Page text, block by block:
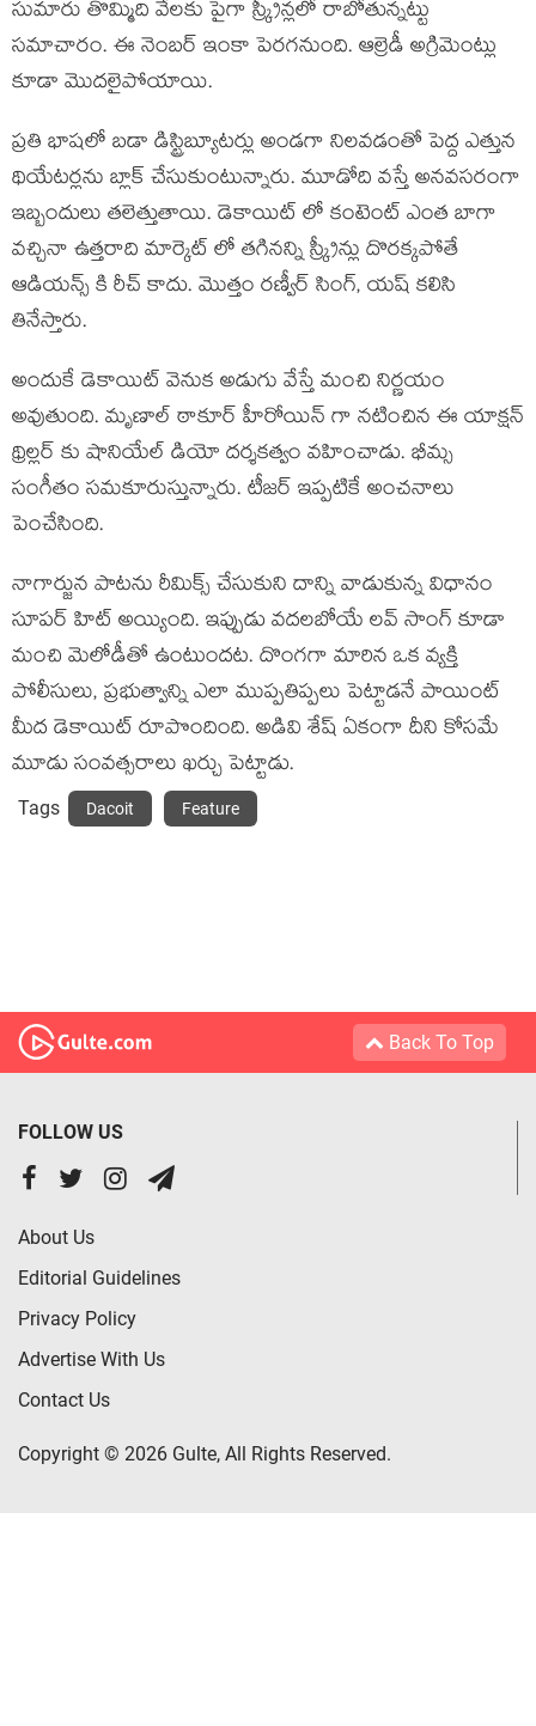
సుమారు తొమ్మిది వేలకు పైగా స్క్రీన్లలో రాబోతున్నట్టు
సమాచారం. ఈ నెంబర్ ఇంకా పెరగనుంది. ఆల్రెడీ అగ్రిమెంట్లు
కూడా మొదలైపోయాయి.
ప్రతి భాషలో బడా డిస్ట్రిబ్యూటర్లు అండగా నిలవడంతో పెద్ద ఎత్తున
థియేటర్లను బ్లాక్ చేసుకుంటున్నారు. మూడోది వస్తే అనవసరంగా
ఇబ్బందులు తలెత్తుతాయి. డెకాయిట్ లో కంటెంట్ ఎంత బాగా
వచ్చినా ఉత్తరాది మార్కెట్ లో తగినన్ని స్క్రీన్లు దొరక్కపోతే
ఆడియన్స్ కి రీచ్ కాదు. మొత్తం రణ్వీర్ సింగ్, యష్ కలిసి
తినేస్తారు.
అందుకే డెకాయిట్ వెనుక అడుగు వేస్తే మంచి నిర్ణయం
అవుతుంది. మృణాల్ ఠాకూర్ హీరోయిన్ గా నటించిన ఈ యాక్షన్
థ్రిల్లర్ కు షానియేల్ డియో దర్శకత్వం వహించాడు. భీమ్స
సంగీతం సమకూరుస్తున్నారు. టీజర్ ఇప్పటికే అంచనాలు
పెంచేసింది.
నాగార్జున పాటను రీమిక్స్ చేసుకుని దాన్ని వాడుకున్న విధానం
సూపర్ హిట్ అయ్యింది. ఇప్పుడు వదలబోయే లవ్ సాంగ్ కూడా
మంచి మెలోడీతో ఉంటుందట. దొంగగా మారిన ఒక వ్యక్తి
పోలీసులు, ప్రభుత్వాన్ని ఎలా ముప్పతిప్పలు పెట్టాడనే పాయింట్
మీద డెకాయిట్ రూపొందింది. అడివి శేష్ ఏకంగా దీని కోసమే
మూడు సంవత్సరాలు ఖర్చు పెట్టాడు.
Tags Dacoit Feature
Back To Top
FOLLOW US
About Us
Editorial Guidelines
Privacy Policy
Advertise With Us
Contact Us
Copyright © 2026 Gulte, All Rights Reserved.